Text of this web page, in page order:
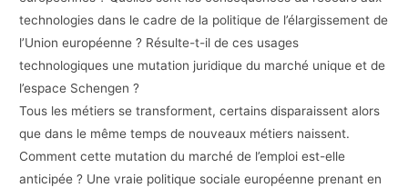
technologies dans le cadre de la politique de l’élargissement de
l’Union européenne ? Résulte-t-il de ces usages
technologiques une mutation juridique du marché unique et de
l’espace Schengen ?
Tous les métiers se transforment, certains disparaissent alors
que dans le même temps de nouveaux métiers naissent.
Comment cette mutation du marché de l’emploi est-elle
anticipée ? Une vraie politique sociale européenne prenant en